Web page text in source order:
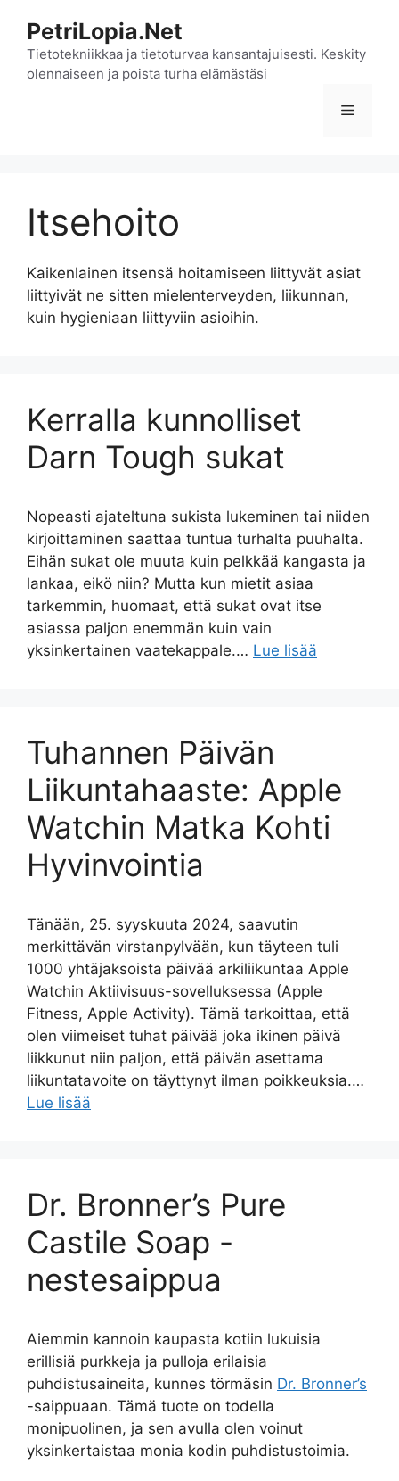
sisältöön
PetriLopia.Net
Tietotekniikkaa ja tietoturvaa kansantajuisesti. Keskity
olennaiseen ja poista turha elämästäsi
Valikko
Itsehoito
Kaikenlainen itsensä hoitamiseen liittyvät asiat
liittyivät ne sitten mielenterveyden, liikunnan,
kuin hygieniaan liittyviin asioihin.
Kerralla kunnolliset
Darn Tough sukat
Nopeasti ajateltuna sukista lukeminen tai niiden
kirjoittaminen saattaa tuntua turhalta puuhalta.
Eihän sukat ole muuta kuin pelkkää kangasta ja
lankaa, eikö niin? Mutta kun mietit asiaa
tarkemmin, huomaat, että sukat ovat itse
asiassa paljon enemmän kuin vain
yksinkertainen vaatekappale.… Lue lisää
Tuhannen Päivän
Liikuntahaaste: Apple
Watchin Matka Kohti
Hyvinvointia
Tänään, 25. syyskuuta 2024, saavutin
merkittävän virstanpylvään, kun täyteen tuli
1000 yhtäjaksoista päivää arkiliikuntaa Apple
Watchin Aktiivisuus-sovelluksessa (Apple
Fitness, Apple Activity). Tämä tarkoittaa, että
olen viimeiset tuhat päivää joka ikinen päivä
liikkunut niin paljon, että päivän asettama
liikuntatavoite on täyttynyt ilman poikkeuksia.…
Lue lisää
Dr. Bronner’s Pure
Castile Soap -
nestesaippua
Aiemmin kannoin kaupasta kotiin lukuisia
erillisiä purkkeja ja pulloja erilaisia
puhdistusaineita, kunnes törmäsin Dr. Bronner’s
-saippuaan. Tämä tuote on todella
monipuolinen, ja sen avulla olen voinut
yksinkertaistaa monia kodin puhdistustoimia.